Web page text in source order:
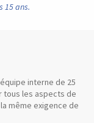
15 ans.
interne de 25
tous les aspects de
même exigence de